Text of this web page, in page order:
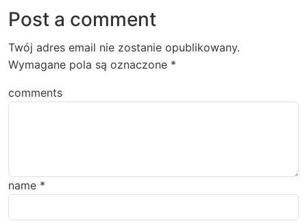
Post a comment
Twój adres email nie zostanie opublikowany.
Wymagane pola są oznaczone *
comments
name *